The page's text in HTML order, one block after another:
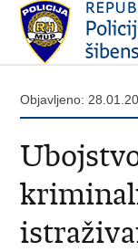
Objavljeno: